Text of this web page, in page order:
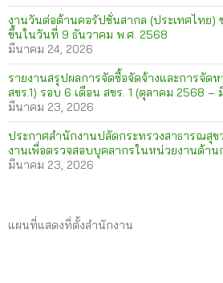
งานวันต่อต้านคอรัปชั่นสากล (ประเทศไทย)
ขึ้นในวันที่ 9 ธันวาคม พ.ศ. 2568
มีนาคม 24, 2026
รายงานสรุปผลการจัดซื้อจัดจ้างและการจัด
สขร.1) รอบ 6 เดือน สขร. 1 (ตุลาคม 2568
มีนาคม 23, 2026
ประกาศสำนักงานปลัดกระทรวงสาธารณสุ
งานเพื่อตรวจสอบบุคลากรในหน่วยงานด้าน
มีนาคม 23, 2026
แผนที่แสดงที่ตั้งสำนักงาน